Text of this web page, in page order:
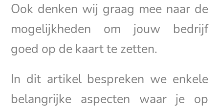
Ook denken wij graag mee naar de
mogelijkheden om jouw bedrijf
goed op de kaart te zetten.
In dit artikel bespreken we enkele
belangrijke aspecten waar je op